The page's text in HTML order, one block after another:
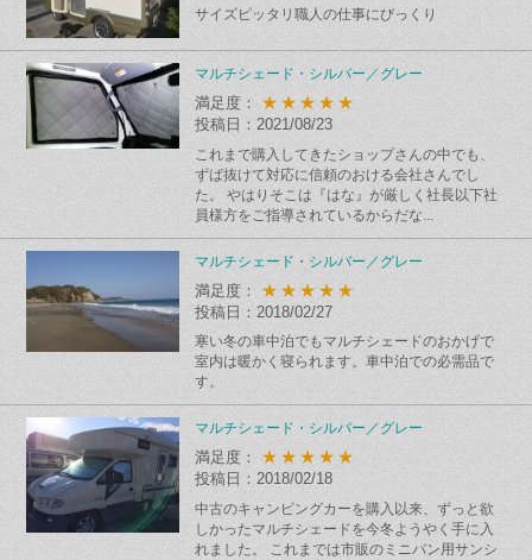
サイズピッタリ職人の仕事にびっくり
マルチシェード・シルバー／グレー
満足度： ★★★★★
投稿日：2021/08/23
これまで購入してきたショップさんの中でも、
ずば抜けて対応に信頼のおける会社さんでし
た。 やはりそこは『はな』が厳しく社長以下社
員様方をご指導されているからだな...
マルチシェード・シルバー／グレー
満足度： ★★★★★
投稿日：2018/02/27
寒い冬の車中泊でもマルチシェードのおかげで
室内は暖かく寝られます。車中泊での必需品で
す。
マルチシェード・シルバー／グレー
満足度： ★★★★★
投稿日：2018/02/18
中古のキャンピングカーを購入以来、ずっと欲
しかったマルチシェードを今冬ようやく手に入
れました。 これまでは市販のミニバン用サンシ